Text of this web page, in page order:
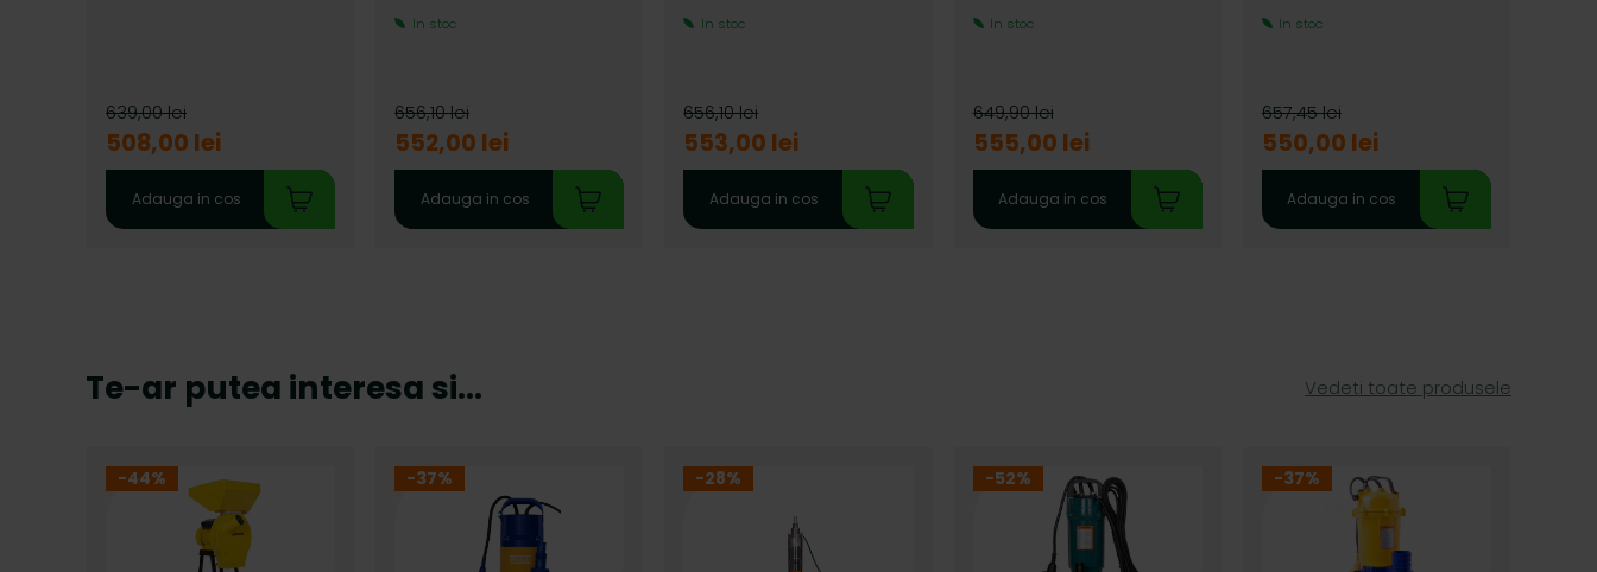
508,00 lei
639,00 lei
Adauga in cos
In stoc
552,00 lei
656,10 lei
Adauga in cos
In stoc
553,00 lei
656,10 lei
Adauga in cos
In stoc
555,00 lei
649,90 lei
Adauga in cos
In stoc
550,00 lei
657,45 lei
Adauga in cos
Te-ar putea interesa si... Vedeti toate produsele
-44% -37% -28% -52% -37%